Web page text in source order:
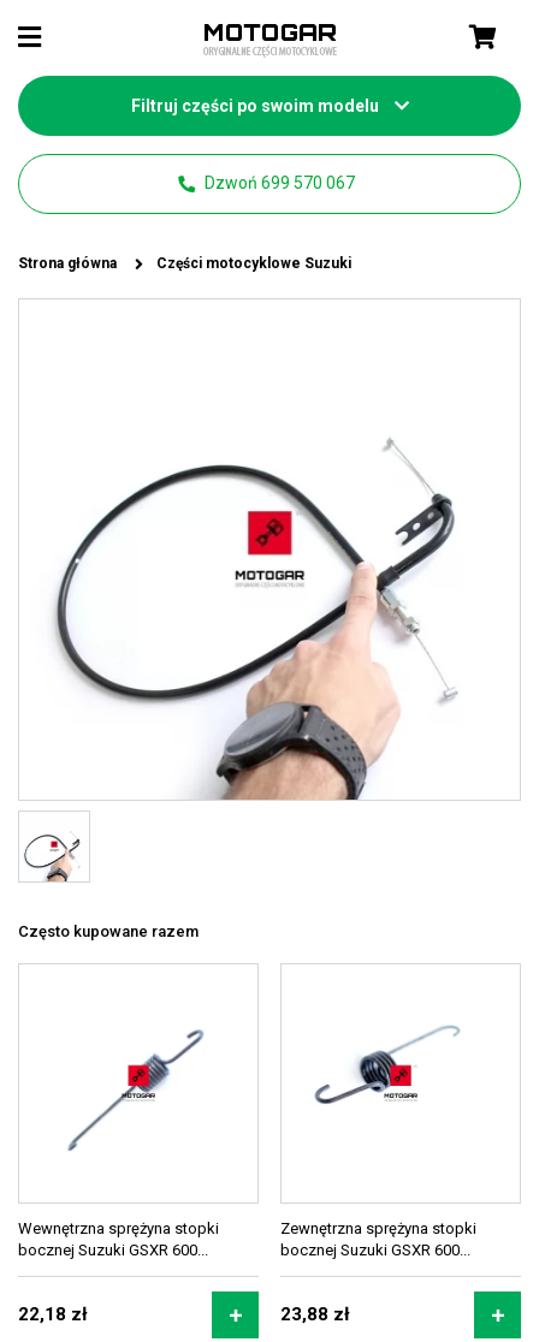
Filtruj części po swoim modelu
Dzwoń 699 570 067
Strona główna Części motocyklowe Suzuki
Często kupowane razem
Wewnętrzna sprężyna stopki
bocznej Suzuki GSXR 600...
22,18 zł
Zewnętrzna sprężyna stopki
bocznej Suzuki GSXR 600...
23,88 zł